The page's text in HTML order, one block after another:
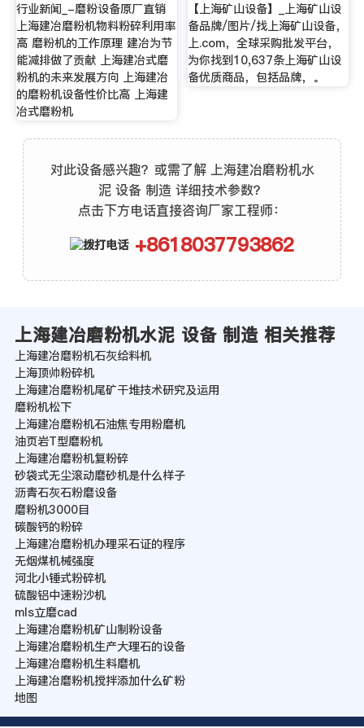
行业新闻_-磨粉设备原厂直销
上海建冶磨粉机物料粉碎利用率
高 磨粉机的工作原理 建冶为节
能减排做了贡献 上海建冶式磨
粉机的未来发展方向 上海建冶
的磨粉机设备性价比高 上海建
冶式磨粉机
【上海矿山设备】_上海矿山设
备品牌/图片/找上海矿山设备，
上.com，全球采购批发平台，
为你找到10,637条上海矿山设
备优质商品，包括品牌，。
对此设备感兴趣？或需了解 上海建冶磨粉机水
泥 设备 制造 详细技术参数？
点击下方电话直接咨询厂家工程师：
+8618037793862
上海建冶磨粉机水泥 设备 制造 相关推荐
上海建冶磨粉机石灰给料机
上海顶帅粉碎机
上海建冶磨粉机尾矿干堆技术研究及运用
磨粉机松下
上海建冶磨粉机石油焦专用粉磨机
油页岩T型磨粉机
上海建冶磨粉机复粉碎
砂袋式无尘滚动磨砂机是什么样子
沥青石灰石粉磨设备
磨粉机3000目
碳酸钙的粉碎
上海建冶磨粉机办理采石证的程序
无烟煤机械强度
河北小锤式粉碎机
硫酸铝中速粉沙机
mls立磨cad
上海建冶磨粉机矿山制粉设备
上海建冶磨粉机生产大理石的设备
上海建冶磨粉机生料磨机
上海建冶磨粉机搅拌添加什么矿粉
地图